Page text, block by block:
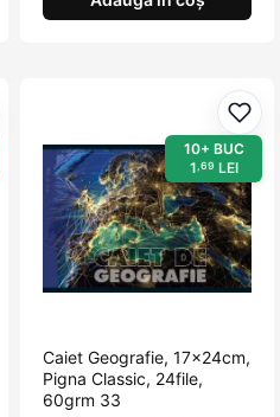
la favorite
10+ BUC
1,69 LEI
Caiet Geografie, 17x24cm,
Pigna Classic, 24file,
60grm 33